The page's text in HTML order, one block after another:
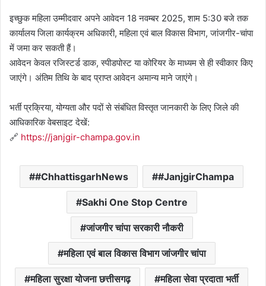
इच्छुक महिला उम्मीदवार अपने आवेदन 18 नवम्बर 2025, शाम 5:30 बजे तक
कार्यालय जिला कार्यक्रम अधिकारी, महिला एवं बाल विकास विभाग, जांजगीर-चांपा
में जमा कर सकती हैं।
आवेदन केवल रजिस्टर्ड डाक, स्पीडपोस्ट या कोरियर के माध्यम से ही स्वीकार किए
जाएंगे। अंतिम तिथि के बाद प्राप्त आवेदन अमान्य माने जाएंगे।
भर्ती प्रक्रिया, योग्यता और पदों से संबंधित विस्तृत जानकारी के लिए जिले की
आधिकारिक वेबसाइट देखें:
🔗 https://janjgir-champa.gov.in
#ChhattisgarhNews #JanjgirChampa
Sakhi One Stop Centre
जांजगीर चांपा सरकारी नौकरी
महिला एवं बाल विकास विभाग जांजगीर चांपा
महिला सुरक्षा योजना छत्तीसगढ़ महिला सेवा प्रदाता भर्ती